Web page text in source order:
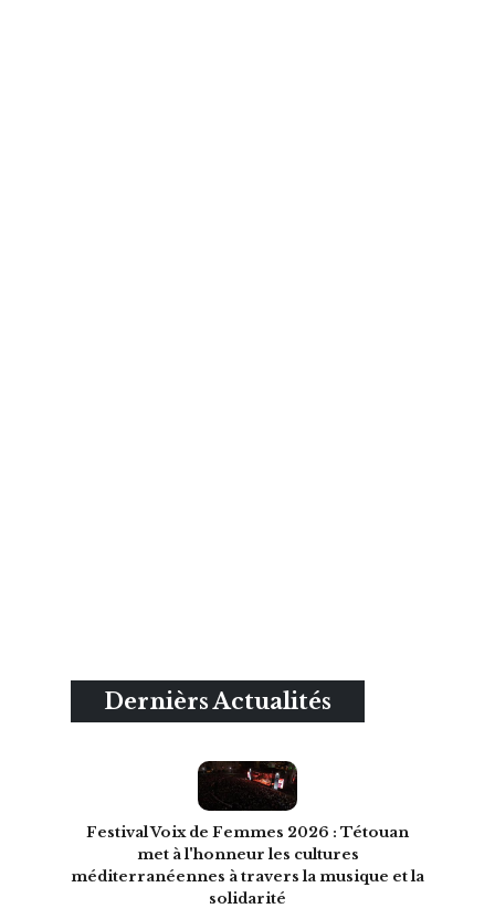
Dernièrs Actualités
Festival Voix de Femmes 2026 : Tétouan
met à l'honneur les cultures
méditerranéennes à travers la musique et la
solidarité